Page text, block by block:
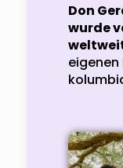
Don
wurde